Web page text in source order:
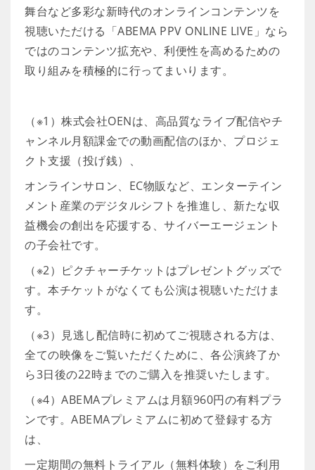
舞台など多彩な新時代のオンラインコンテンツを
視聴いただける「ABEMA PPV ONLINE LIVE」なら
ではのコンテンツ拡充や、利便性を高めるための
取り組みを積極的に行ってまいります。
（※1）株式会社OENは、高品質なライブ配信やチ
ャンネル月額課金での動画配信のほか、プロジェ
クト支援（投げ銭）、
オンラインサロン、EC物販など、エンターテイン
メント産業のデジタルシフトを推進し、新たな収
益機会の創出を応援する、サイバーエージェント
の子会社です。
（※2）ピクチャーチケットはプレゼントグッズで
す。本チケットがなくても公演は視聴いただけま
す。
（※3）見逃し配信時に初めてご視聴される方は、
全ての映像をご覧いただくために、各公演終了か
ら3日後の22時までのご購入を推奨いたします。
（※4）ABEMAプレミアムは月額960円の有料プラ
ンです。ABEMAプレミアムに初めて登録する方
は、
一定期間の無料トライアル（無料体験）をご利用